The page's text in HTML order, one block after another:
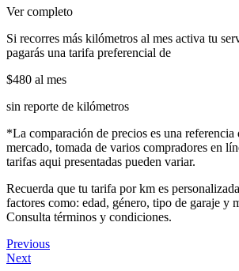
Ver completo
Si recorres más kilómetros al mes activa tu
pagarás una tarifa preferencial de
$480 al mes
sin reporte de kilómetros
*La comparación de precios es una referencia
mercado, tomada de varios compradores en
tarifas aqui presentadas pueden variar.
Recuerda que tu tarifa por km es
factores como: edad, género, tipo de garaje y
Consulta términos y condiciones.
Previous
Next